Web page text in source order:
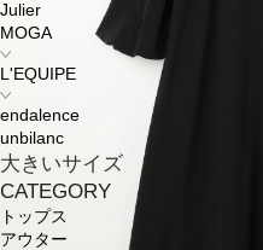
Julier
MOGA
L'EQUIPE
endalence
unbilanc
大きいサイズ
CATEGORY
トップス
アウター